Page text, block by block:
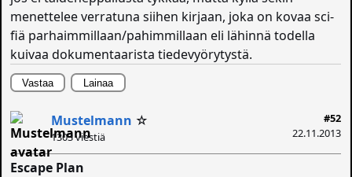
menettelee verratuna siihen kirjaan, joka on kovaa sci-
fiä parhaimmillaan/pahimmillaan eli lähinnä todella
kuivaa dokumentaarista tiedevyörytystä.
Vastaa Lainaa
#52
22.11.2013
Mustelmann ☆
1303 viestiä
Escape Plan